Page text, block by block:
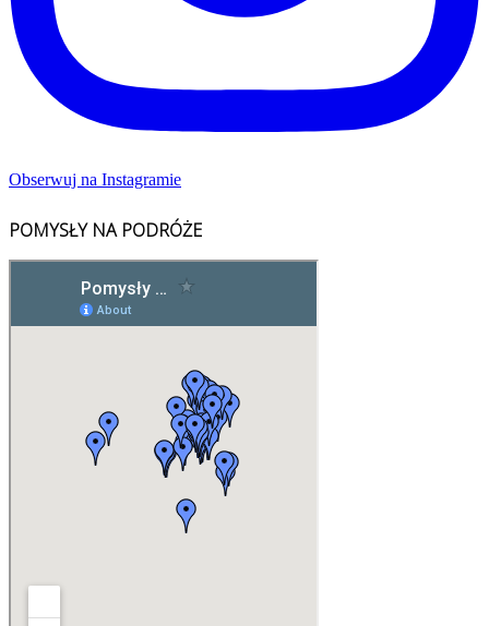
Obserwuj na Instagramie
POMYSŁY NA PODRÓŻE